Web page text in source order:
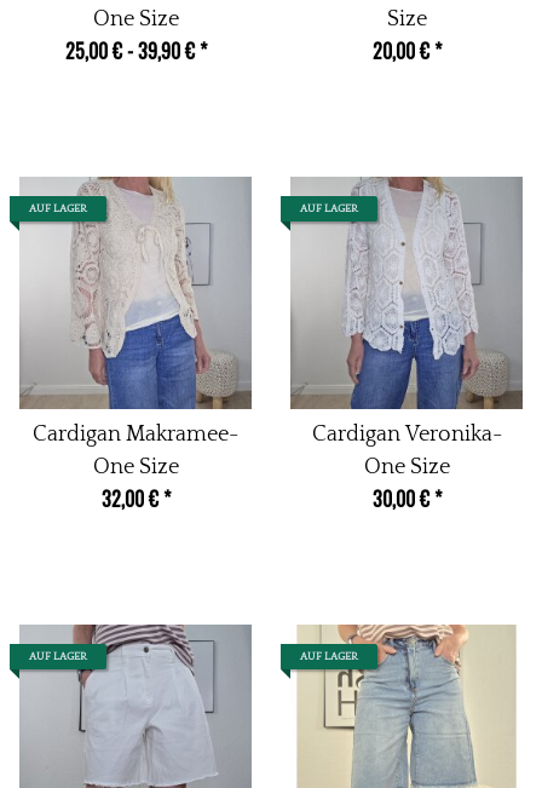
One Size
25,00 € -39,90 €*
Size
20,00 €*
AUF LAGER
Cardigan Makramee-
One Size
32,00 €*
AUF LAGER
Cardigan Veronika-
One Size
30,00 €*
AUF LAGER AUF LAGER